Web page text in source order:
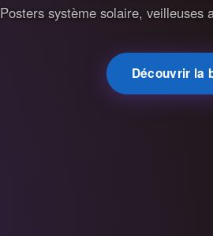
Posters système solaire, veilleuses
Découvrir la